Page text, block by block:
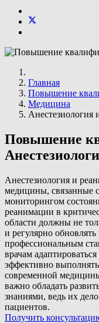
Главная
Повышение
Медицина
Анестезиология
Повышение
Анестезиология и
медицины, связанные
мониторингом
реанимации в
области должны не
и регулярно
профессиональным
врачам
эффективно
современной
важно обладать
знаниями, ведь их
пациентов.
Получить